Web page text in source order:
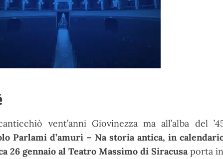
vent’anni Giovinezza ma all’alba del
Parlami d’amuri – Na storia antica, in
26 gennaio al Teatro Massimo di Siracusaporta in